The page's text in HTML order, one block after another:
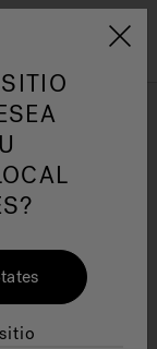
Latin
DE
4